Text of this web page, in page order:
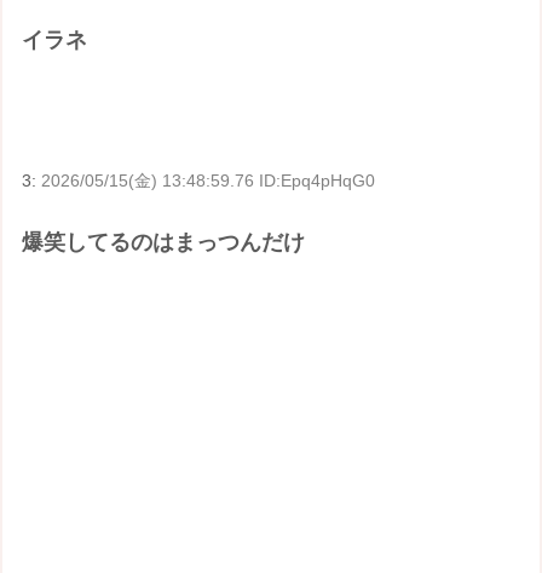
イラネ
3: 2026/05/15(金) 13:48:59.76 ID:Epq4pHqG0
爆笑してるのはまっつんだけ